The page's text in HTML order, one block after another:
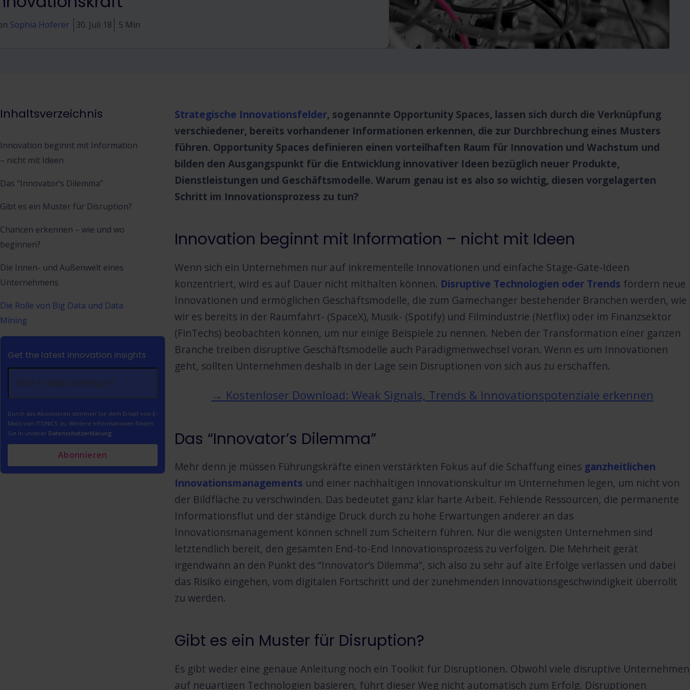
Sophia Hoferer 30. Juli 18 5 Min
Inhaltsverzeichnis
Innovation beginnt mit Information
– nicht mit Ideen
Das “Innovator’s Dilemma”
Gibt es ein Muster für Disruption?
Chancen erkennen – wie und wo
beginnen?
Die Innen- und Außenwelt eines
Unternehmens
Die Rolle von Big Data und Data
Mining
Get the latest innovation insights
Durch das Abonnieren stimmen Sie dem Erhalt von E-
Mails von ITONICS zu. Weitere Informationen finden
Sie in unserer Datenschutzerklärung.
Strategische Innovationsfelder, sogenannte Opportunity Spaces, lassen sich durch die Verknüpfung
verschiedener, bereits vorhandener Informationen erkennen, die zur Durchbrechung eines Musters
führen. Opportunity Spaces definieren einen vorteilhaften Raum für Innovation und Wachstum und
bilden den Ausgangspunkt für die Entwicklung innovativer Ideen bezüglich neuer Produkte,
Dienstleistungen und Geschäftsmodelle. Warum genau ist es also so wichtig, diesen vorgelagerten
Schritt im Innovationsprozess zu tun?
Innovation beginnt mit Information – nicht mit Ideen
Wenn sich ein Unternehmen nur auf inkrementelle Innovationen und einfache Stage-Gate-Ideen
konzentriert, wird es auf Dauer nicht mithalten können. Disruptive Technologien oder Trends fördern neue
Innovationen und ermöglichen Geschäftsmodelle, die zum Gamechanger bestehender Branchen werden, wie
wir es bereits in der Raumfahrt- (SpaceX), Musik- (Spotify) und Filmindustrie (Netflix) oder im Finanzsektor
(FinTechs) beobachten können, um nur einige Beispiele zu nennen. Neben der Transformation einer ganzen
Branche treiben disruptive Geschäftsmodelle auch Paradigmenwechsel voran. Wenn es um Innovationen
geht, sollten Unternehmen deshalb in der Lage sein Disruptionen von sich aus zu erschaffen.
→ Kostenloser Download: Weak Signals, Trends & Innovationspotenziale erkennen
Das “Innovator’s Dilemma”
Mehr denn je müssen Führungskräfte einen verstärkten Fokus auf die Schaffung eines ganzheitlichen
Innovationsmanagements und einer nachhaltigen Innovationskultur im Unternehmen legen, um nicht von
der Bildfläche zu verschwinden. Das bedeutet ganz klar harte Arbeit. Fehlende Ressourcen, die permanente
Informationsflut und der ständige Druck durch zu hohe Erwartungen anderer an das
Innovationsmanagement können schnell zum Scheitern führen. Nur die wenigsten Unternehmen sind
letztendlich bereit, den gesamten End-to-End Innovationsprozess zu verfolgen. Die Mehrheit gerät
irgendwann an den Punkt des “Innovator’s Dilemma”, sich also zu sehr auf alte Erfolge verlassen und dabei
das Risiko eingehen, vom digitalen Fortschritt und der zunehmenden Innovationsgeschwindigkeit überrollt
zu werden.
Gibt es ein Muster für Disruption?
Es gibt weder eine genaue Anleitung noch ein Toolkit für Disruptionen. Obwohl viele disruptive Unternehmen
auf neuartigen Technologien basieren, führt dieser Weg nicht automatisch zum Erfolg. Disruptionen